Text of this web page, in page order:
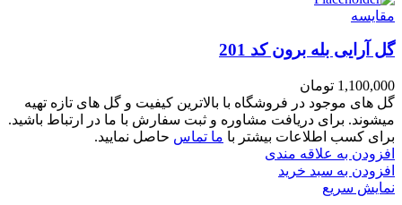
مقايسه
گل آرایی بله برون کد 201
1,100,000 تومان
گل های موجود در فروشگاه با بالاترین کیفیت و گل های تازه تهیه
میشوند. برای دریافت مشاوره و ثبت سفارش با ما در ارتباط باشید.
برای کسب اطلاعات بیشتر با ما تماس حاصل نمایید.
افزودن به علاقه مندی
افزودن به سبد خرید
نمایش سریع